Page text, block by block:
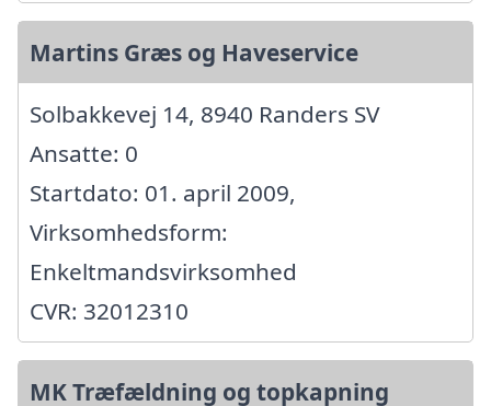
Martins Græs og Haveservice
Solbakkevej 14, 8940 Randers SV
Ansatte: 0
Startdato: 01. april 2009,
Virksomhedsform:
Enkeltmandsvirksomhed
CVR: 32012310
MK Træfældning og topkapning